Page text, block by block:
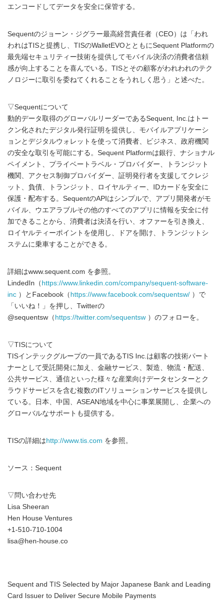
エンコードしてデータを安全に保管する。
Sequentのジョーン・ジグラー最高経営責任者（CEO）は「われ
われはTISと提携し、TISのWalletEVOとともにSequent Platformの
最先端セキュリティー技術を提供してモバイル決済の消費者信頼
感が向上することを喜んでいる。TISとその顧客がわれわれのテク
ノロジーに取引を委ねてくれることをうれしく思う」と述べた。
▽Sequentについて
動的データ取得のグローバルリーダーであるSequent, Inc.はトー
クン化されたデジタル発行証明を提供し、モバイルアプリケーシ
ョンとデジタルウォレットを使って消費者、ビジネス、政府機関
の安全な取引を可能にする。Sequent Platformは銀行、ナショナル
ペイメント、プライベートラベル・プロバイダー、トランジット
機関、アクセス制御プロバイダー、証明発行者を支援してクレジ
ット、負債、トランジット、ロイヤルティー、IDカードを安全に
保護・配布する。SequentのAPIはシンプルで、アプリ開発者がモ
バイル、ウエアラブルその他のすべてのアプリに情報を安全に付
加できることから、消費者は決済を行い、オファーを引き換え、
ロイヤルティーポイントを使用し、ドアを開け、トランジットシ
ステムに乗車することができる。
詳細はwww.sequent.com を参照。
LindedIn（ https://www.linkedin.com/company/sequent-software-
inc ）とFacebook（ https://www.facebook.com/sequentsw/ ）で
「いいね！」を押し、Twitterの
@sequentsw（ https://twitter.com/sequentsw ）のフォローを。
▽TISについて
TISインテックグループの一員であるTIS Inc.は顧客の技術パート
ナーとして受託開発に加え、金融サービス、製造、物流・配送、
公共サービス、通信といった様々な産業向けデータセンターとク
ラウドサービスを含む複数のITソリューションサービスを提供し
ている。日本、中国、ASEAN地域を中心に事業展開し、企業への
グローバルなサポートも提供する。
TISの詳細は http://www.tis.com を参照。
ソース：Sequent
▽問い合わせ先
Lisa Sheeran
Hen House Ventures
+1-510-710-1004
lisa@hen-house.co
Sequent and TIS Selected by Major Japanese Bank and Leading
Card Issuer to Deliver Secure Mobile Payments